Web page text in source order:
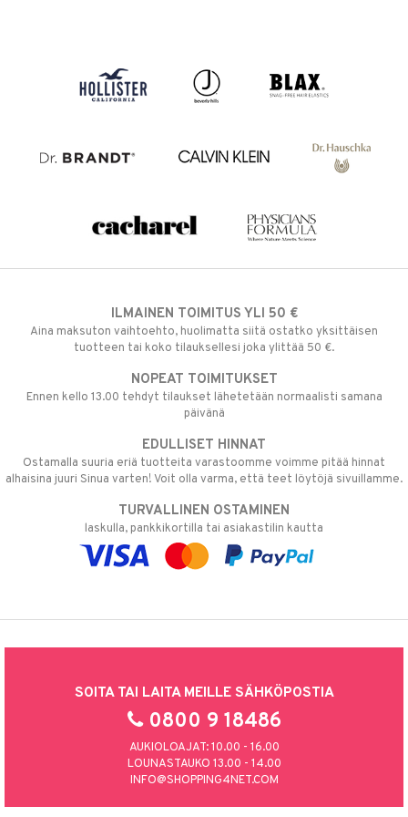
ILMAINEN TOIMITUS YLI 50 €
Aina maksuton vaihtoehto, huolimatta siitä ostatko yksittäisen
tuotteen tai koko tilauksellesi joka ylittää 50 €.
NOPEAT TOIMITUKSET
Ennen kello 13.00 tehdyt tilaukset lähetetään normaalisti samana
päivänä
EDULLISET HINNAT
Ostamalla suuria eriä tuotteita varastoomme voimme pitää hinnat
alhaisina juuri Sinua varten! Voit olla varma, että teet löytöjä sivuillamme.
TURVALLINEN OSTAMINEN
laskulla, pankkikortilla tai asiakastilin kautta
SOITA TAI LAITA MEILLE SÄHKÖPOSTIA
0800 9 18486
AUKIOLOAJAT: 10.00 - 16.00
LOUNASTAUKO 13.00 - 14.00
INFO@SHOPPING4NET.COM